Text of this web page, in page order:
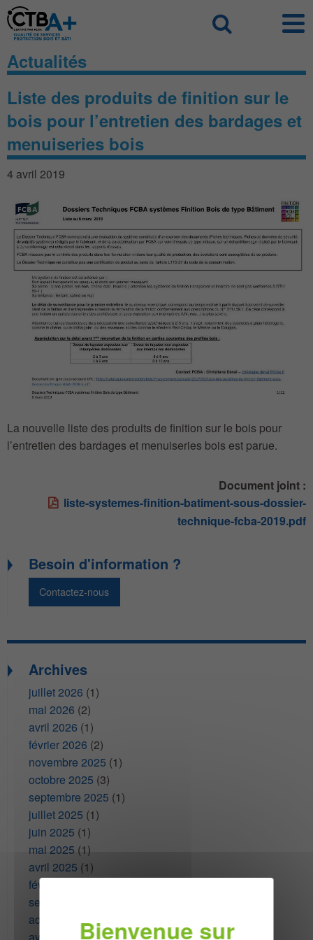
Panneau de gestion des cookies
Actualités
Liste des produits de finition sur le
bois pour l’entretien des bardages et
menuiseries bois
4 avril 2019
La nouvelle liste des produits de finition sur le bois pour
l’entretien des bardages et menuiseries bois est parue.
Document joint :
liste-systemes-finition-batiment-sous-dossier-
technique-fcba-2019.pdf
Besoin d'information ?
Contactez-nous
Archives
juillet 2026 (1)
mai 2026 (2)
avril 2026 (1)
février 2026 (2)
novembre 2025 (1)
octobre 2025 (3)
septembre 2025 (1)
juillet 2025 (1)
juin 2025 (1)
mai 2025 (1)
avril 2025 (1)
février 2025
septembre 2024
août 2024
(1)
avril 2024
(1)